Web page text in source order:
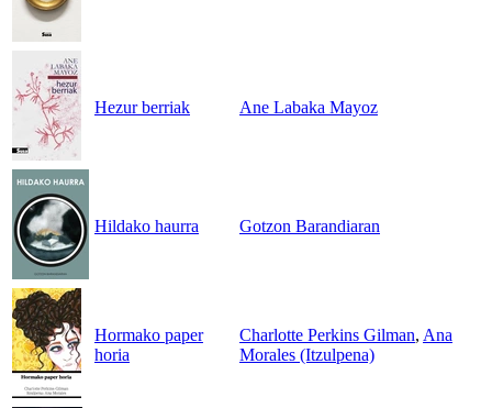
Hezur berriak Ane Labaka Mayoz
Hildako haurra Gotzon Barandiaran
Hormako paper
horia
Charlotte Perkins Gilman, Ana
Morales (Itzulpena)